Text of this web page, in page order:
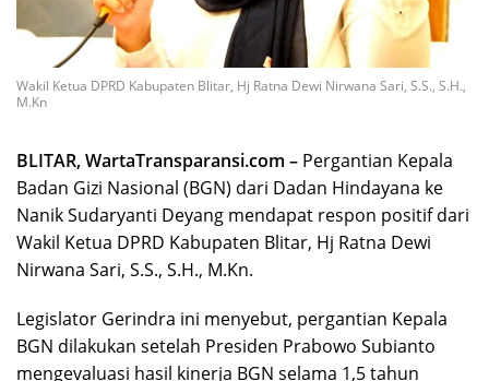
Wakil Ketua DPRD Kabupaten Blitar, Hj Ratna Dewi Nirwana Sari, S.S., S.H.,
M.Kn
BLITAR, WartaTransparansi.com – Pergantian Kepala
Badan Gizi Nasional (BGN) dari Dadan Hindayana ke
Nanik Sudaryanti Deyang mendapat respon positif dari
Wakil Ketua DPRD Kabupaten Blitar, Hj Ratna Dewi
Nirwana Sari, S.S., S.H., M.Kn.
Legislator Gerindra ini menyebut, pergantian Kepala
BGN dilakukan setelah Presiden Prabowo Subianto
mengevaluasi hasil kinerja BGN selama 1,5 tahun